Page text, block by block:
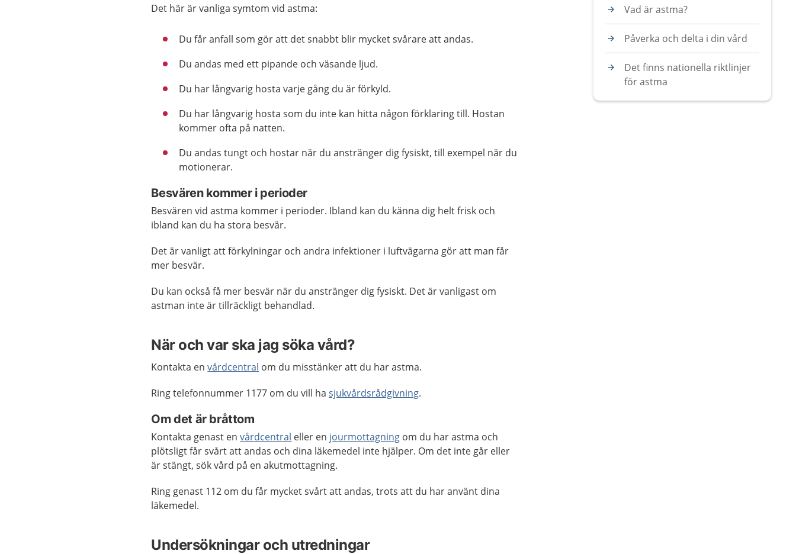
Det här är vanliga symtom vid astma:
Du får anfall som gör att det snabbt blir mycket svårare att andas.
Du andas med ett pipande och väsande ljud.
Du har långvarig hosta varje gång du är förkyld.
Du har långvarig hosta som du inte kan hitta någon förklaring till. Hostan
kommer ofta på natten.
Du andas tungt och hostar när du anstränger dig fysiskt, till exempel när du
motionerar.
Besvären kommer i perioder
Besvären vid astma kommer i perioder. Ibland kan du känna dig helt frisk och
ibland kan du ha stora besvär.
Det är vanligt att förkylningar och andra infektioner i luftvägarna gör att man får
mer besvär.
Du kan också få mer besvär när du anstränger dig fysiskt. Det är vanligast om
astman inte är tillräckligt behandlad.
När och var ska jag söka vård?
Kontakta envårdcentral om du misstänker att du har astma.
Ring telefonnummer 1177 om du vill hasjukvårdsrådgivning.
Om det är bråttom
Kontakta genast envårdcentral eller en jourmottagning om du har astma och
plötsligt får svårt att andas och dina läkemedel inte hjälper. Om det inte går eller
är stängt, sök vård på en akutmottagning.
Ring genast 112 om du får mycket svårt att andas, trots att du har använt dina
läkemedel.
Undersökningar och utredningar
Vad är astma?
Påverka och delta i din vård
Det finns nationella riktlinjer
för astma